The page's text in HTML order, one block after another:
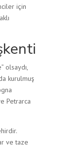
için
olsaydı,
kurulmuş
Petrarca
ve taze